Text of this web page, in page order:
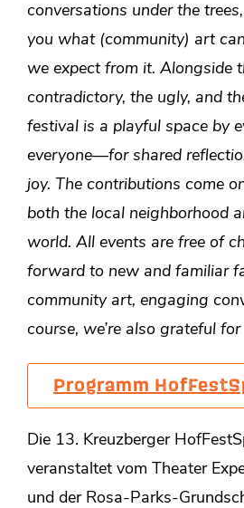
conversations under the
you what (community) art
we expect from it. Alongside
contradictory, the ugly, and
festival is a playful space by
everyone—for shared
joy. The contributions come
both the local neighborhood
world. All events are free of
forward to new and familiar
community art, engaging
course, we’re also grateful
Programm
Die 13. Kreuzberger
veranstaltet vom Theater
und der Rosa-Parks-